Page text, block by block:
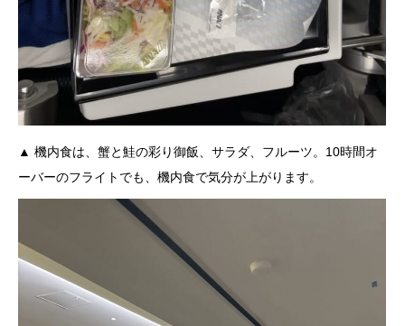
▲ 機内食は、蟹と鮭の彩り御飯、サラダ、フルーツ。10時間オ
ーバーのフライトでも、機内食で気分が上がります。